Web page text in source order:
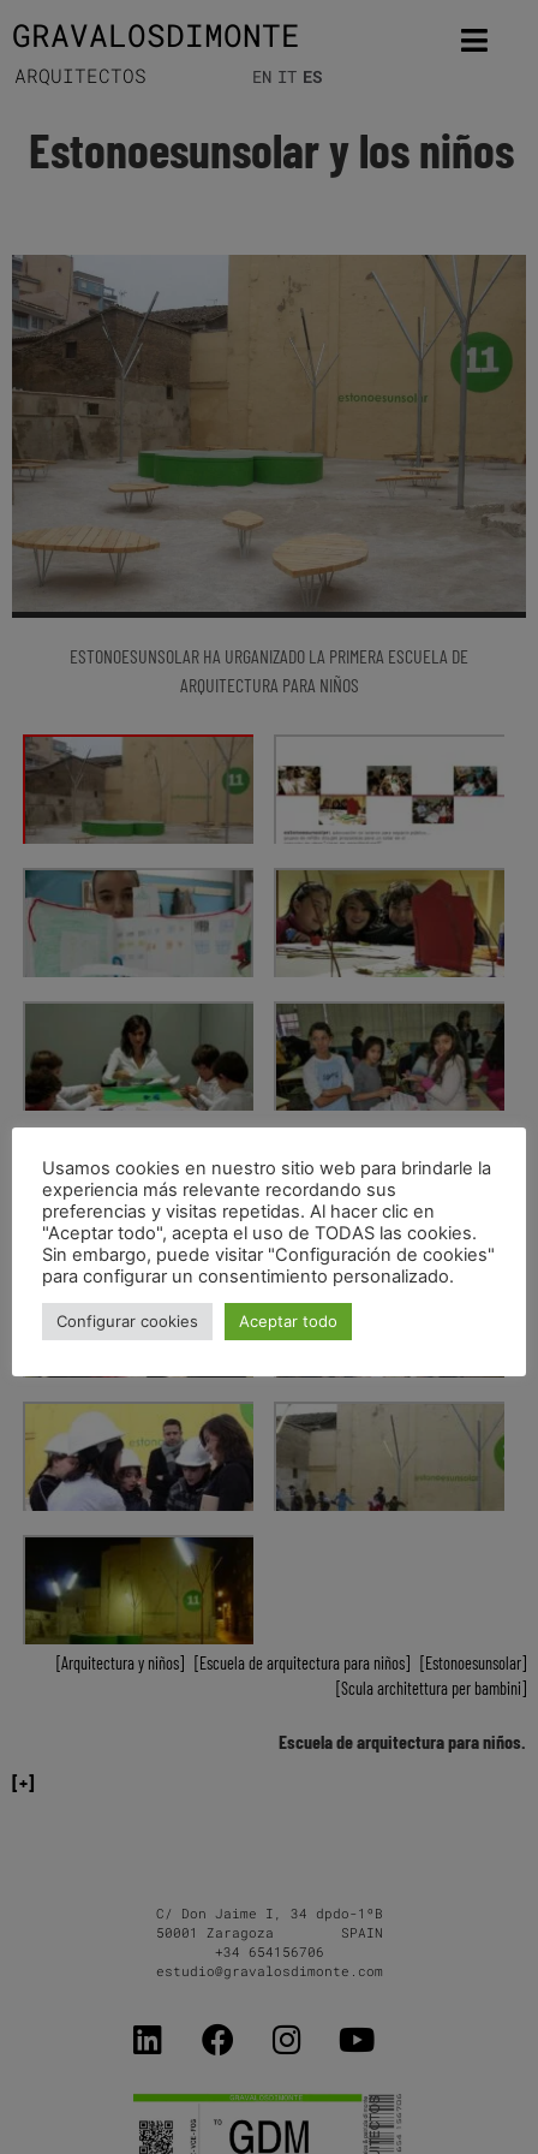
GRAVALOSDIMONTE
ARQUITECTOS EN IT ES
Estonoesunsolar y los niños
ESTONOESUNSOLAR HA URGANIZADO LA PRIMERA ESCUELA DE
ARQUITECTURA PARA NIÑOS
Escuela de arquitectura para niños.
[+]
Arquitectura y niños Escuela de arquitectura para niños
Estonoesunsolar
Scula architettura per bambini
C/ Don Jaime I, 34 dpdo-1ºB
50001 Zaragoza SPAIN
+34 654156706
estudio@gravalosdimonte.com
Usamos cookies en nuestro sitio web para brindarle la
experiencia más relevante recordando sus
preferencias y visitas repetidas. Al hacer clic en
"Aceptar todo", acepta el uso de TODAS las cookies.
Sin embargo, puede visitar "Configuración de cookies"
para configurar un consentimiento personalizado.
Configurar cookies Aceptar todo